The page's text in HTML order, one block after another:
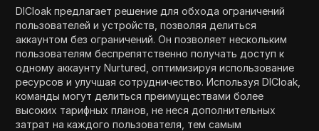
DICloak предлагает решение для обхода ограничений
пользователей и устройств, позволяя делиться
аккаунтом без ограничений. Он позволяет нескольким
пользователям беспрепятственно получать доступ к
одному аккаунту Nurtured, оптимизируя использование
ресурсов и улучшая сотрудничество. Используя DICloak,
команды могут делиться преимуществами более
высоких тарифных планов, не неся дополнительных
затрат на каждого пользователя, тем самым